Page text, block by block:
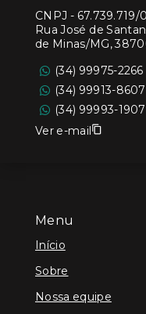
Menu
Início
Sobre
Nossa equipe
CNPJ - 67.739.719/
Rua José de
de Minas/MG,
(34) 99975-2266
(34) 99913-8607
(34) 99993-1907
Ver e-mail